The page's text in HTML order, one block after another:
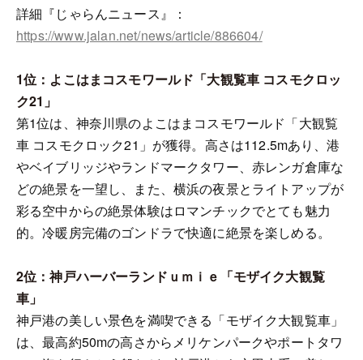
詳細『じゃらんニュース』：
https://www.jalan.net/news/article/886604/
1位：よこはまコスモワールド「大観覧車 コスモクロッ
ク21」
第1位は、神奈川県のよこはまコスモワールド「大観覧
車 コスモクロック21」が獲得。高さは112.5mあり、港
やベイブリッジやランドマークタワー、赤レンガ倉庫な
どの絶景を一望し、また、横浜の夜景とライトアップが
彩る空中からの絶景体験はロマンチックでとても魅力
的。冷暖房完備のゴンドラで快適に絶景を楽しめる。
2位：神戸ハーバーランドｕｍｉｅ「モザイク大観覧
車」
神戸港の美しい景色を満喫できる「モザイク大観覧車」
は、最高約50mの高さからメリケンパークやポートタワ